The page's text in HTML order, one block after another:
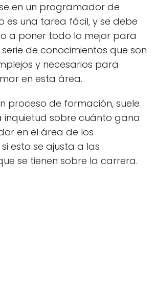
en un programador de
es una tarea fácil, y se debe
a poner todo lo mejor para
de conocimientos que son
y necesarios para
en esta área.
proceso de formación, suele
inquietud sobre cuánto gana
en el área de los
esto se ajusta a las
se tienen sobre la carrera.